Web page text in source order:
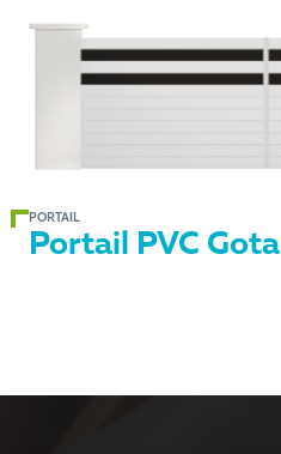
PORTAIL
Portail PVC Gota